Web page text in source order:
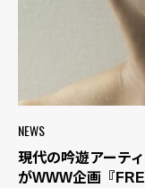
NEWS
現代の吟遊アーテ
がWWW企画『